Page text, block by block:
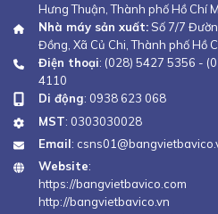
Hưng Thuận, Thành phố Hồ Chí
Nhà máy sản xuất: Số 7/7
Đồng, Xã Củ Chi, Thành phố Hồ
Điện thoại: (028) 5427 5356 -
4110
Di động: 0938 623 068
MST: 0303030028
Email:
Website:
https://bangvietbavico.com
http://bangvietbavico.vn